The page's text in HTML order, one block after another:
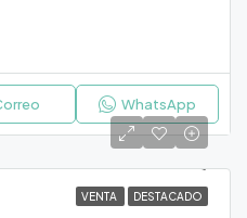
WhatsApp
VENTA DESTACADO